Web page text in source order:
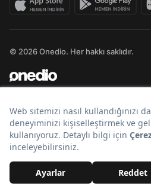
© 2026 Onedio. Her hakkı saklıdır.
Bir markasıdır.